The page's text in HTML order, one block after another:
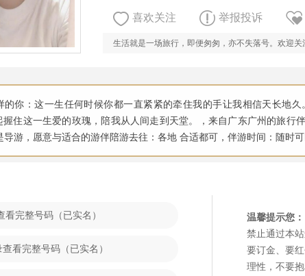
喜欢关注 举报投诉
生活就是一场旅行，即便匆匆，亦不失落号。欢迎
的你：这一生任何时候你都一直紧紧的牵住我的手让我相信天长地
住这一生爱的玫瑰，陪我从人间走到天堂。，来自广东广州的旅行
游，愿意与适合的游伴陪游去往：各地 合适都可，伴游时间：随时可
看完整号码（已实名）
看完整号码（已实名）
温馨提示您：
禁止通过本
要订金、要
理性，不要